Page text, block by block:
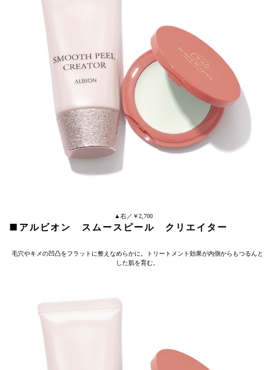
▲右／￥2,700
■アルビオン スムースピール クリエイター
毛穴やキメの凹凸をフラットに整えなめらかに。トリートメント効果が内側からもつるんと
した肌を育む。